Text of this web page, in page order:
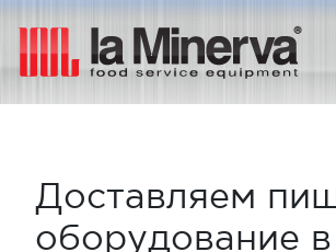
Доставляем
оборудование